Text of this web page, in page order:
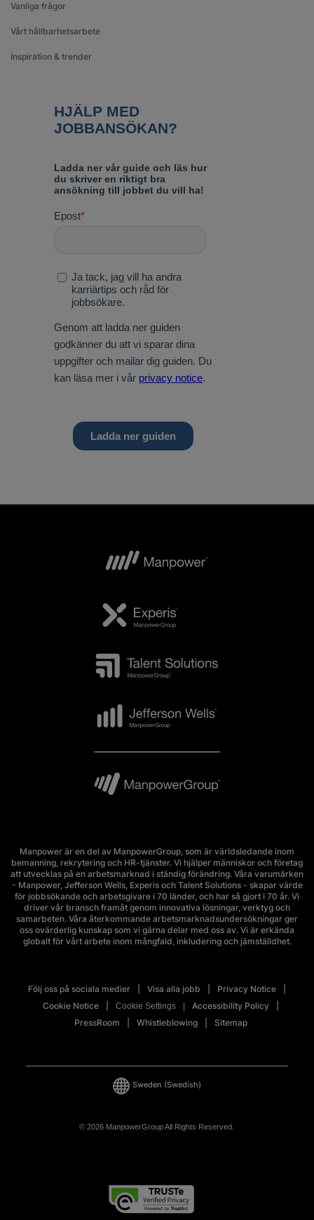
Vanliga frågor
Vårt hållbarhetsarbete
Inspiration & trender
Manpower är en del av ManpowerGroup, som är världsledande inom
bemanning, rekrytering och HR-tjänster. Vi hjälper människor och företag
att utvecklas på en arbetsmarknad i ständig förändring. Våra varumärken
- Manpower, Jefferson Wells, Experis och Talent Solutions - skapar värde
för jobbsökande och arbetsgivare i 70 länder, och har så gjort i 70 år. Vi
driver vår bransch framåt genom innovativa lösningar, verktyg och
samarbeten. Våra återkommande arbetsmarknadsundersökningar ger
oss ovärderlig kunskap som vi gärna delar med oss av. Vi är erkända
globalt för vårt arbete inom mångfald, inkludering och jämställdhet.
Följ oss på sociala medier Visa alla jobb
Privacy Notice
Cookie Notice
Cookie Settings
Accessibility Policy
PressRoom
Whistleblowing Sitemap
© 2026 ManpowerGroup All Rights Reserved.
Sweden (Swedish)